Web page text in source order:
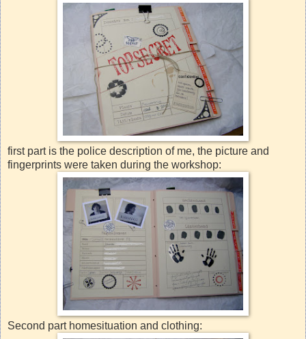
first part is the police description of me, the picture and
fingerprints were taken during the workshop:
Second part homesituation and clothing: